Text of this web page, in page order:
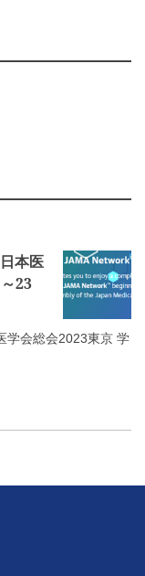
本医
23
学会総会2023東京 学